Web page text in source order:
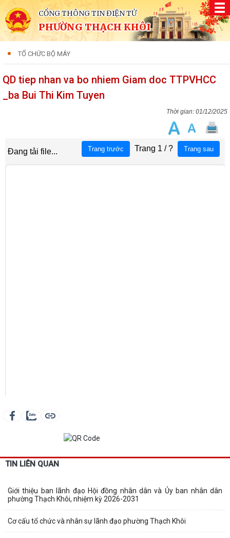
CỔNG THÔNG TIN ĐIỆN TỬ
PHƯỜNG THẠCH KHÔI
TỔ CHỨC BỘ MÁY
QD tiep nhan va bo nhiem Giam doc TTPVHCC
_ba Bui Thi Kim Tuyen
01/12/2025
TIN LIÊN QUAN
Giới thiệu ban lãnh đạo Hội đồng nhân dân và Ủy ban nhân dân
phường Thạch Khôi, nhiệm kỳ 2026-2031
Cơ cấu tổ chức và nhân sự lãnh đạo phường Thạch Khôi